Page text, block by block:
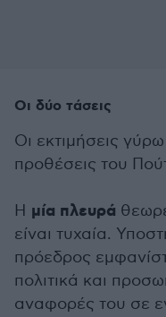
Οι δύο τάσεις
Οι εκτιμήσεις
προθέσεις του
Η μία πλευρά
είναι τυχαία.
πρόεδρος
πολιτικά και
αναφορές του σε